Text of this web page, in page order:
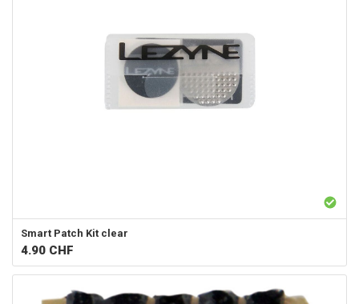
Smart Patch Kit clear
4.90 CHF